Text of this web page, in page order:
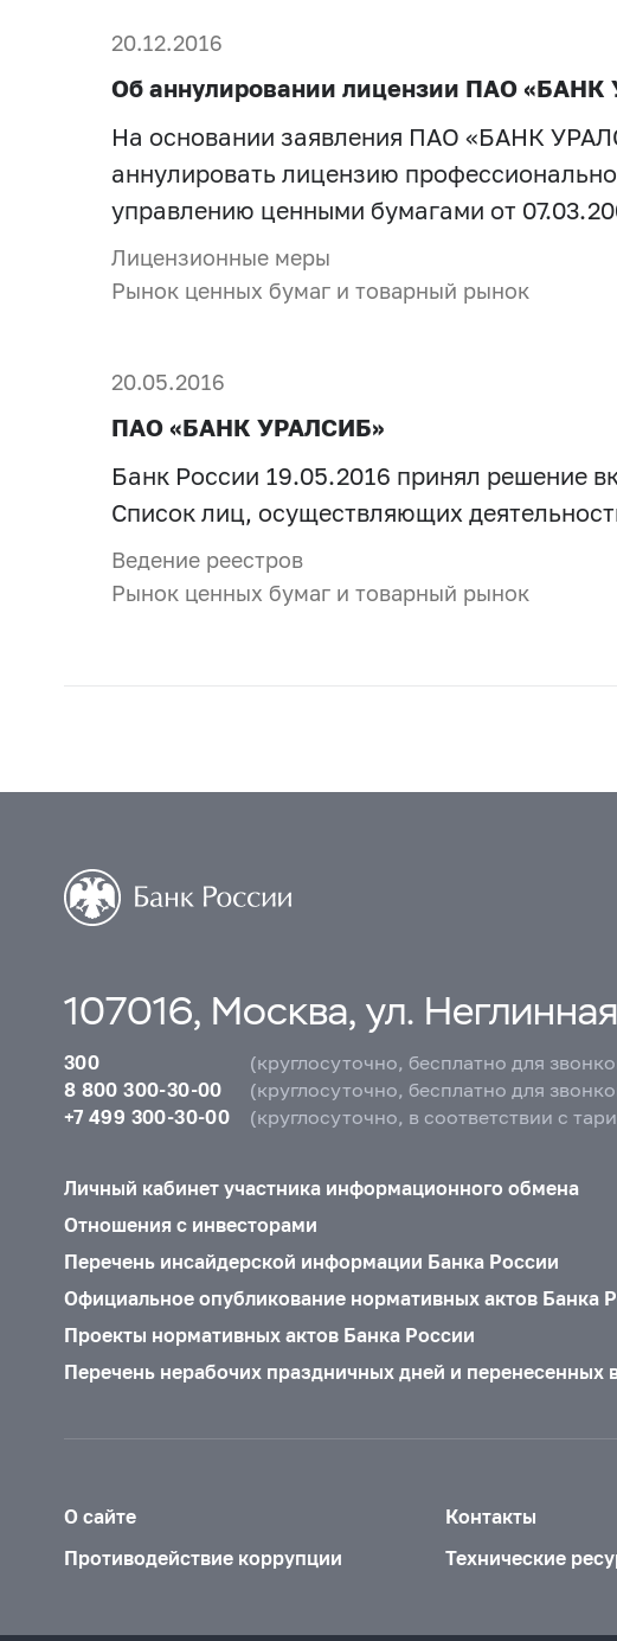
20.12.2016
Об аннулировании лицензии ПАО «БАНК
На основании заявления ПАО «БАНК
аннулировать лицензию
управлению ценными бумагами от
Лицензионные меры
Рынок ценных бумаг и товарный рынок
20.05.2016
ПАО «БАНК УРАЛСИБ»
Банк России 19.05.2016 принял решение
Список лиц, осуществляющих
Ведение реестров
Рынок ценных бумаг и товарный рынок
107016, Москва, ул.
300
(круглосуточно, бесплатно для
8 800 300-30-00
(круглосуточно, бесплатно для
+7 499 300-30-00
(круглосуточно, в соответствии с
Личный кабинет участника информационного обмена
Отношения с инвесторами
Перечень инсайдерской информации Банка России
Официальное опубликование нормативных актов Банка
Проекты нормативных актов Банка России
Перечень нерабочих праздничных дней и перенесенных
О сайте
Контакты
Противодействие коррупции
Технические